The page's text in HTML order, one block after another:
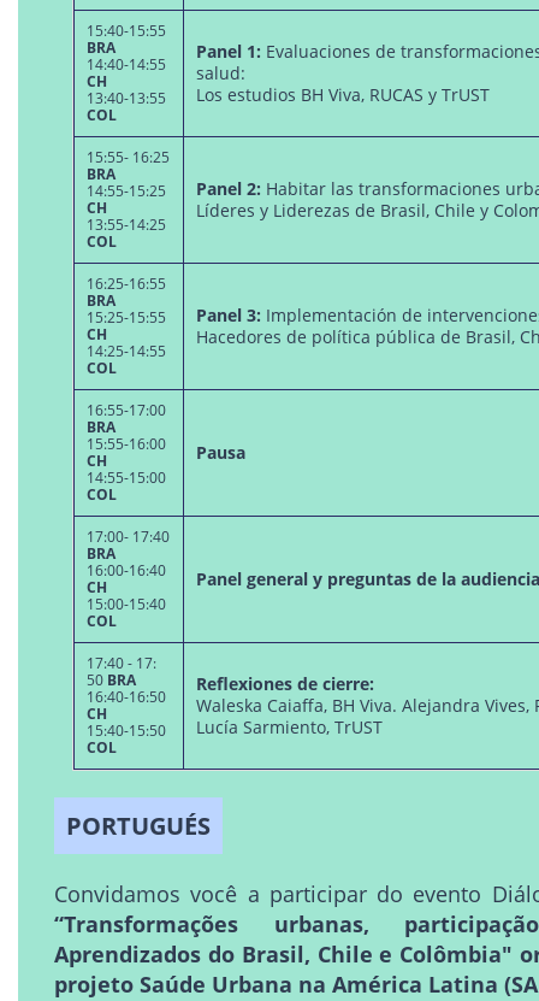
15:40-15:55
BRA
14:40-14:55
CH
13:40-13:55
COL
Panel 1: Evaluaciones de
salud:
Los estudios BH Viva, RUCAS y TrUST
15:55- 16:25
BRA
14:55-15:25
CH
13:55-14:25
COL
Panel 2: Habitar las transformaciones
Líderes y Liderezas de Brasil, Chile y
16:25-16:55
BRA
15:25-15:55
CH
14:25-14:55
COL
Panel 3: Implementación de
Hacedores de política pública de Brasil,
16:55-17:00
BRA
15:55-16:00
CH
14:55-15:00
COL
Pausa
17:00- 17:40
BRA
16:00-16:40
CH
15:00-15:40
COL
Panel general y preguntas de la audiencia
17:40 - 17:
50 BRA
16:40-16:50
CH
15:40-15:50
COL
Reflexiones de cierre:
Waleska Caiaffa, BH Viva. Alejandra Vives,
Lucía Sarmiento, TrUST
PORTUGUÉS
Convidamos você a participar do evento
“Transformações urbanas,
Aprendizados do Brasil, Chile e Colômbia"
projeto Saúde Urbana na América Latina